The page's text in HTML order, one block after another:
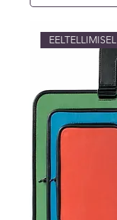
EELTELLIMISEL